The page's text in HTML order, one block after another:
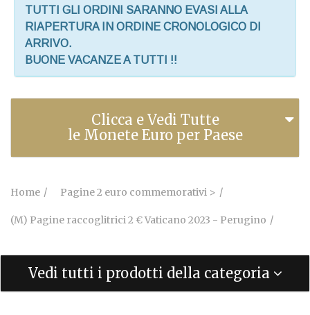
TUTTI GLI ORDINI SARANNO EVASI ALLA
RIAPERTURA IN ORDINE CRONOLOGICO DI
ARRIVO.
BUONE VACANZE A TUTTI !!
Clicca e Vedi Tutte
le Monete Euro per Paese
Home Pagine 2 euro commemorativi >
(M) Pagine raccoglitrici 2 € Vaticano 2023 - Perugino
Vedi tutti i prodotti della categoria